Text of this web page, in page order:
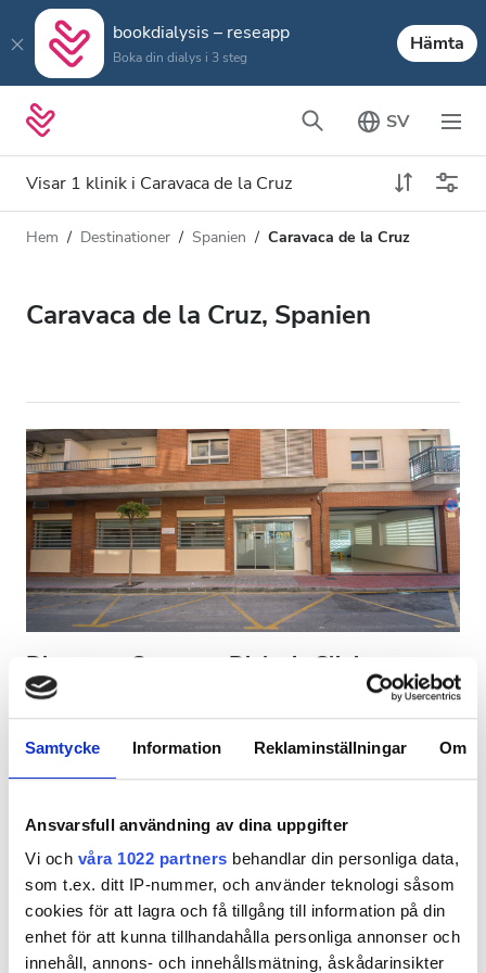
Samtycke Information Reklaminställningar Om
Ansvarsfull användning av dina uppgifter
Vi och våra 1022 partners behandlar din personliga data,
som t.ex. ditt IP-nummer, och använder teknologi såsom
cookies för att lagra och få tillgång till information på din
enhet för att kunna tillhandahålla personliga annonser och
innehåll, annons- och innehållsmätning, åskådarinsikter
bookdialysis – reseapp
Boka din dialys i 3 steg
Hämta
SV
Visar 1 klinik i Caravaca de la Cruz
Dialystyp
Alla dialyser
Acceptera
Patienter med HIV
Patienter med hepatit B
Patienter med hepatit C
Förfriskningar
Gratis WiFi
TV-skärmar
Gratis överföring
Avstånd
Hem Destinationer Spanien Caravaca de la Cruz
Caravaca de la Cruz, Spanien
Diaverum Caravaca Dialysis Clinic
Caravaca de la Cruz, Spanien
Täckt av EHIC Täckt av GHIC
Gratis parkering
Per behandlingen
HD-dialys 200 €
HDF-dialys 250 €
Reservera